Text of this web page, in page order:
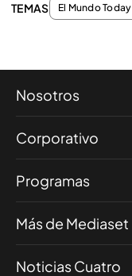
TEMAS El Mundo Today
Nosotros
Corporativo
Programas
Más de Mediaset
Noticias Cuatro